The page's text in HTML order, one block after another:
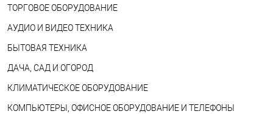
ТОРГОВОЕ ОБОРУДОВАНИЕ
АУДИО И ВИДЕО ТЕХНИКА
БЫТОВАЯ ТЕХНИКА
ДАЧА, САД И ОГОРОД
КЛИМАТИЧЕСКОЕ ОБОРУДОВАНИЕ
КОМПЬЮТЕРЫ, ОФИСНОЕ ОБОРУДОВАНИЕ И ТЕЛЕФОНЫ